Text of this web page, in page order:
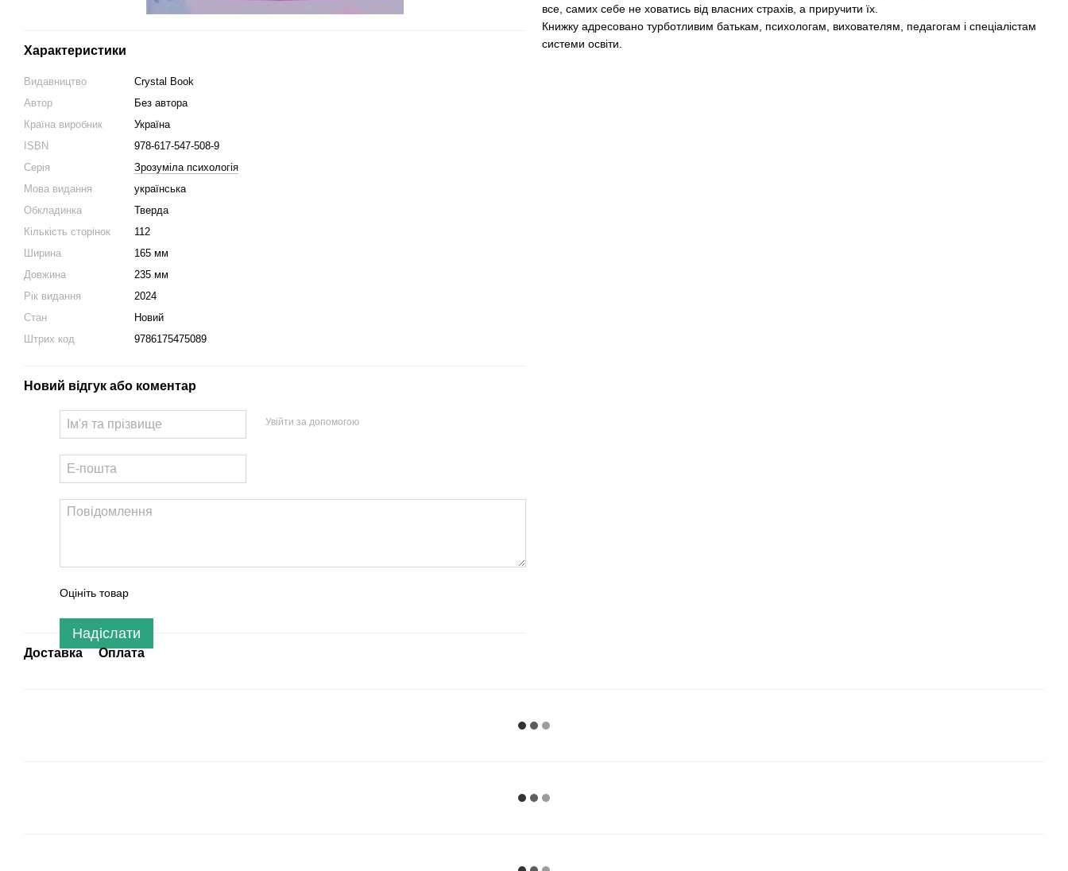
Характеристики
Видавництво
Crystal Book
Автор
Без автора
Країна виробник
Україна
ISBN
978-617-547-508-9
Серія
Зрозуміла психологія
Мова видання
українська
Обкладинка
Тверда
Кількість сторінок
112
Ширина
165 мм
Довжина
235 мм
Рік видання
2024
Стан
Новий
Штрих код
9786175475089
Новий відгук або коментар
Увійти за допомогою
Оцініть товар
Надіслати
Доставка Оплата
все, самих себе не ховатись від власних страхів, а приручити їх.
Книжку адресовано турботливим батькам, психологам, вихователям, педагогам і спеціалістам
системи освіти.